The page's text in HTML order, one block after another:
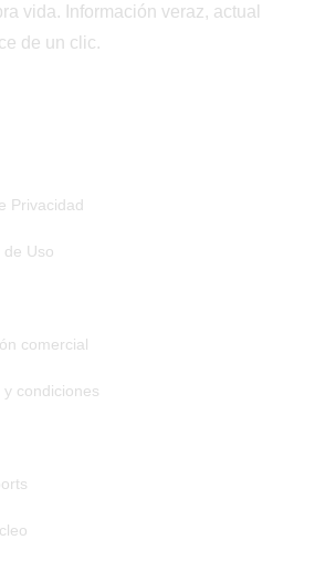
vida. Información veraz, actual
de un clic.
Privacidad
de Uso
comercial
condiciones